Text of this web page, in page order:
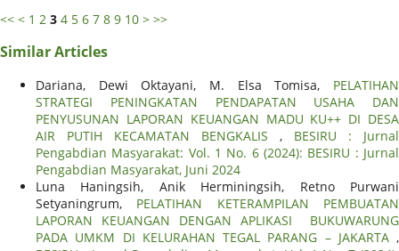
<< < 1 2 3 4 5 6 7 8 9 10 > >>
Similar Articles
Dariana, Dewi Oktayani, M. Elsa Tomisa, PELATIHAN
STRATEGI PENINGKATAN PENDAPATAN USAHA DAN
PENYUSUNAN LAPORAN KEUANGAN MADU KU++ DI DESA
AIR PUTIH KECAMATAN BENGKALIS , BESIRU : Jurnal
Pengabdian Masyarakat: Vol. 1 No. 6 (2024): BESIRU : Jurnal
Pengabdian Masyarakat, Juni 2024
Luna Haningsih, Anik Herminingsih, Retno Purwani
Setyaningrum, PELATIHAN KETERAMPILAN PEMBUATAN
LAPORAN KEUANGAN DENGAN APLIKASI BUKUWARUNG
PADA UMKM DI KELURAHAN TEGAL PARANG – JAKARTA ,